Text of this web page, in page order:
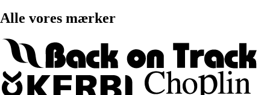
Alle vores mærker